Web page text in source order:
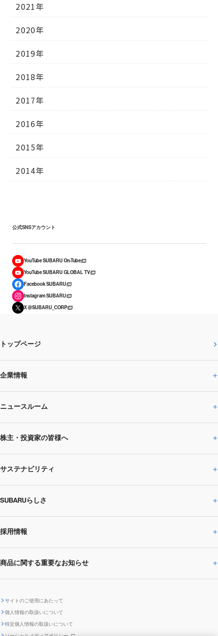
2021年
2020年
2019年
2018年
2017年
2016年
2015年
2014年
公式SNSアカウント
YouTube SUBARU On-Tube
YouTube SUBARU GLOBAL TV
Facebook SUBARU
Instagram SUBARU
X @SUBARU_CORP
トップページ
企業情報
企業情報トップ
SUBARUのありたい姿
SUBARU 2025方針
ニュースルーム
ニュースルームトップ
ニュースリリース
閉じる
株主・投資家の皆様へ
株主・投資家の皆様へトップ
企業・経営
IRライブラリー
株主・投資家サポート
IRカレンダー
ディスクロージャー
サステナビリティ
サステナビリティトップ
CEOサステナビリティ
環境
ガバナンス
GRI内容索引
SUBARUらしさ
SUBARUらしさトップ
SUBARUびと
SUBARUデザイン
採用情報
採用情報トップ
新卒採用
商品に関する重要なお知らせ
SUBARU ハイブリッド車 レスキュ
ー時の取扱い
サイトのご使用にあたって
個人情報の取扱いについて
特定個人情報の取扱いについて